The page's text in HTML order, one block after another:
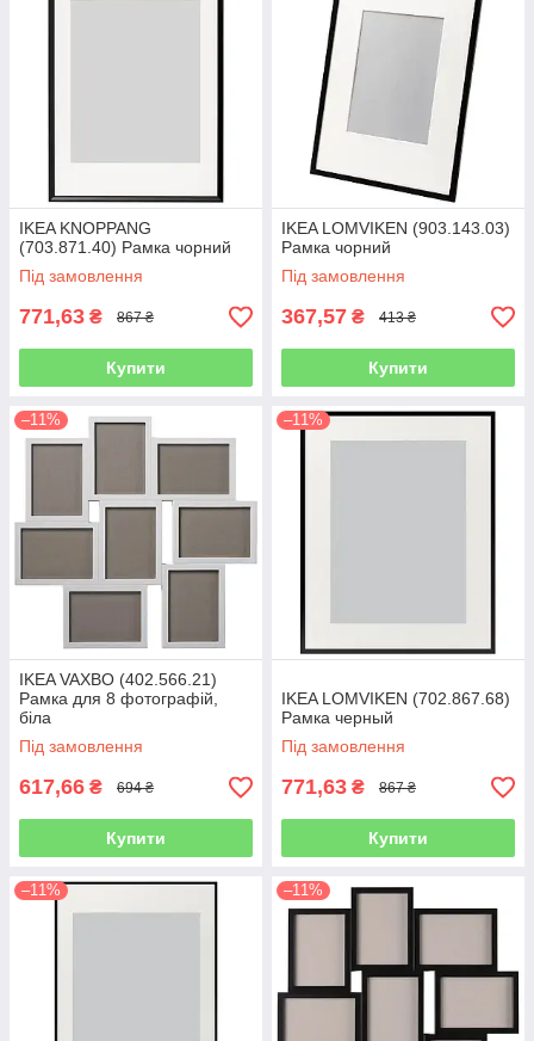
IKEA KNOPPANG
(703.871.40) Рамка чорний
Під замовлення
771,63 ₴ 867 ₴
Купити
IKEA LOMVIKEN (903.143.03)
Рамка чорний
Під замовлення
367,57 ₴ 413 ₴
Купити
–11%
IKEA VAXBO (402.566.21)
Рамка для 8 фотографій,
біла
Під замовлення
617,66 ₴ 694 ₴
Купити
–11%
IKEA LOMVIKEN (702.867.68)
Рамка черный
Під замовлення
771,63 ₴ 867 ₴
Купити
–11% –11%